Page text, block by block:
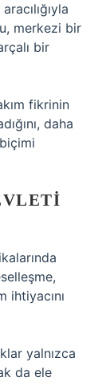
merkezi bir
bir
fikrinin
daha
ihtiyacını
yalnızca
da ele